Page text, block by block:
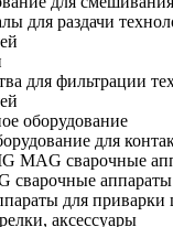
для раздачи
для фильтрации
оборудование
для
MAG сварочные
сварочные аппараты
для приварки
аксессуары